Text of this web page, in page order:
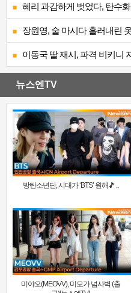
혜리 과감하게 벗었다, 탄수
장원영, 술 마시다 흘러내린
이동국 딸 재시, 파격 비키니
뉴스엔TV
방탄소년단, 시대가 ‘BTS’ 원해🎵 ..
미야오(MEOVV), 미모가 넘사벽 (출